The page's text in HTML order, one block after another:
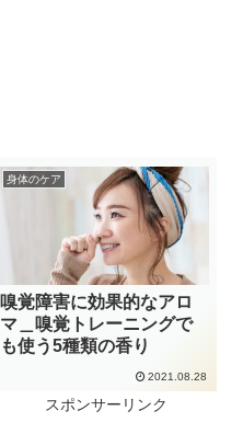
身体のケア
嗅覚障害に効果的なアロ
マ＿嗅覚トレーニングで
も使う5種類の香り
2021.08.28
スポンサーリンク